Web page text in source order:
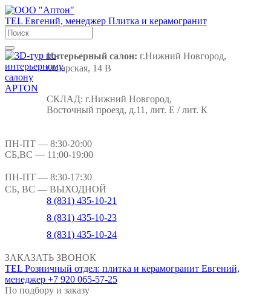
TEL Евгений, менеджер Плитка и керамогранит
Интерьерный салон: г.Нижний Новгород,
Ошарская, 14 В
СКЛАД: г.Нижний Новгород,
Восточный проезд, д.11, лит. Е / лит. К
ПН-ПТ — 8:30-20:00
СБ,ВС — 11:00-19:00
ПН-ПТ — 8:30-17:30
СБ, ВС — ВЫХОДНОЙ
8 (831) 435-10-21
8 (831) 435-10-23
8 (831) 435-10-24
ЗАКАЗАТЬ ЗВОНОК
TEL Розничный отдел: плитка и керамогранит Евгений,
менеджер +7 920 065-57-25
По подбору и заказу